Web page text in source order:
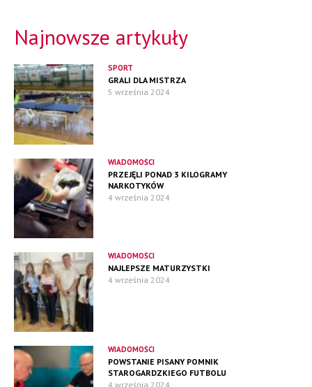
Najnowsze artykuły
SPORT
GRALI DLA MISTRZA
5 września 2024
WIADOMOŚCI
PRZEJĘLI PONAD 3 KILOGRAMY
NARKOTYKÓW
4 września 2024
WIADOMOŚCI
NAJLEPSZE MATURZYSTKI
4 września 2024
WIADOMOŚCI
POWSTANIE PISANY POMNIK
STAROGARDZKIEGO FUTBOLU
4 września 2024